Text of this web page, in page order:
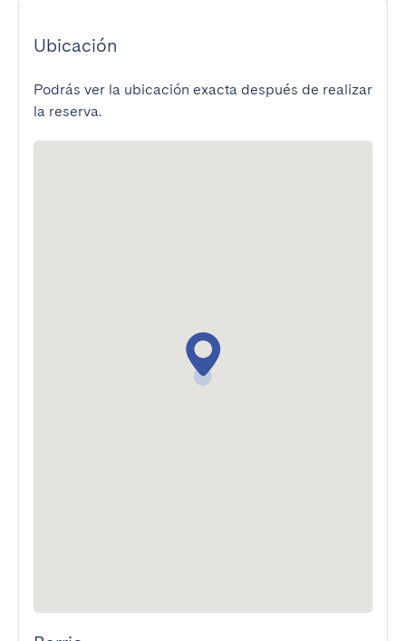
Ubicación
Podrás ver la ubicación exacta después de realizar
la reserva.